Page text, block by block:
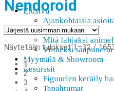
Etusivu
Ajankohtaisia
Verkkokauppa
Mitä lahjaksi
Viimeksi saapuneita
Myymälä & Showroom
Resurssit
Figuurien keräily
Tapahtumat
Nendoroid
Näytetään tulokset 1–32 /
1
2
3